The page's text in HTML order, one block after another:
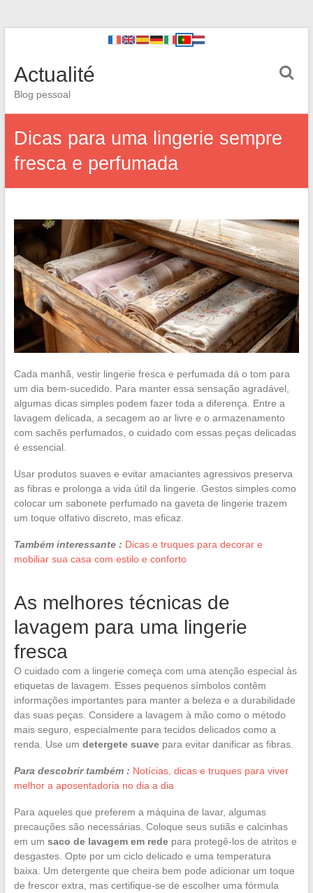
Actualité
Blog pessoal
Dicas para uma lingerie sempre
fresca e perfumada
Cada manhã, vestir lingerie fresca e perfumada dá o tom para
um dia bem-sucedido. Para manter essa sensação agradável,
algumas dicas simples podem fazer toda a diferença. Entre a
lavagem delicada, a secagem ao ar livre e o armazenamento
com sachês perfumados, o cuidado com essas peças delicadas
é essencial.
Usar produtos suaves e evitar amaciantes agressivos preserva
as fibras e prolonga a vida útil da lingerie. Gestos simples como
colocar um sabonete perfumado na gaveta de lingerie trazem
um toque olfativo discreto, mas eficaz.
Também interessante : Dicas e truques para decorar e
mobiliar sua casa com estilo e conforto
As melhores técnicas de
lavagem para uma lingerie
fresca
O cuidado com a lingerie começa com uma atenção especial às
etiquetas de lavagem. Esses pequenos símbolos contêm
informações importantes para manter a beleza e a durabilidade
das suas peças. Considere a lavagem à mão como o método
mais seguro, especialmente para tecidos delicados como a
renda. Use um detergete suavepara evitar danificar as fibras.
Para descobrir também : Notícias, dicas e truques para viver
melhor a aposentadoria no dia a dia
Para aqueles que preferem a máquina de lavar, algumas
precauções são necessárias. Coloque seus sutiãs e calcinhas
em um saco de lavagem em redepara protegê-los de atritos e
desgastes. Opte por um ciclo delicado e uma temperatura
baixa. Um detergente que cheira bem pode adicionar um toque
de frescor extra, mas certifique-se de escolher uma fórmula